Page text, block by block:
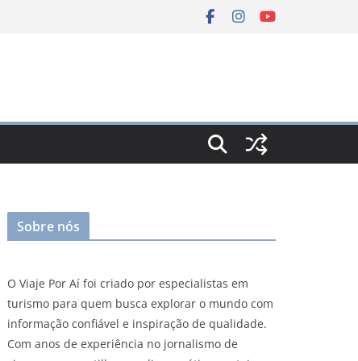
Sobre nós
O Viaje Por Aí foi criado por especialistas em
turismo para quem busca explorar o mundo com
informação confiável e inspiração de qualidade.
Com anos de experiência no jornalismo de